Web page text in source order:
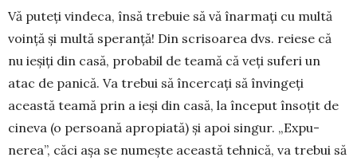
Vă puteți vindeca, însă tre­buie să vă înarmați cu multă
voință și multă speranță! Din scrisoa­rea dvs. reiese că
nu ieșiți din casă, probabil de teamă că veți suferi un
atac de panică. Va trebui să încer­cați să în­vingeți
această teamă prin a ieși din casă, la început însoțit de
ci­ne­va (o per­soană apropiată) și apoi singur. „Expu­
nerea”, căci așa se nu­mește această teh­nică, va trebui să